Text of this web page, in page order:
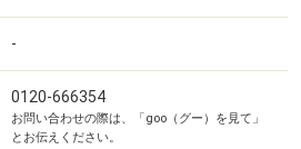
ーシン斑鳩店（約830m・徒歩11
リパワー平群店（約2340m・徒
ィオン王寺駅前店（約2102m・
します。
のオプション工事◆◇◆
を追加したい」「ここをリフォー
よくあります。
-
0120-666354
お問い合わせの際は、「goo（グー）を見て」
とお伝えください。